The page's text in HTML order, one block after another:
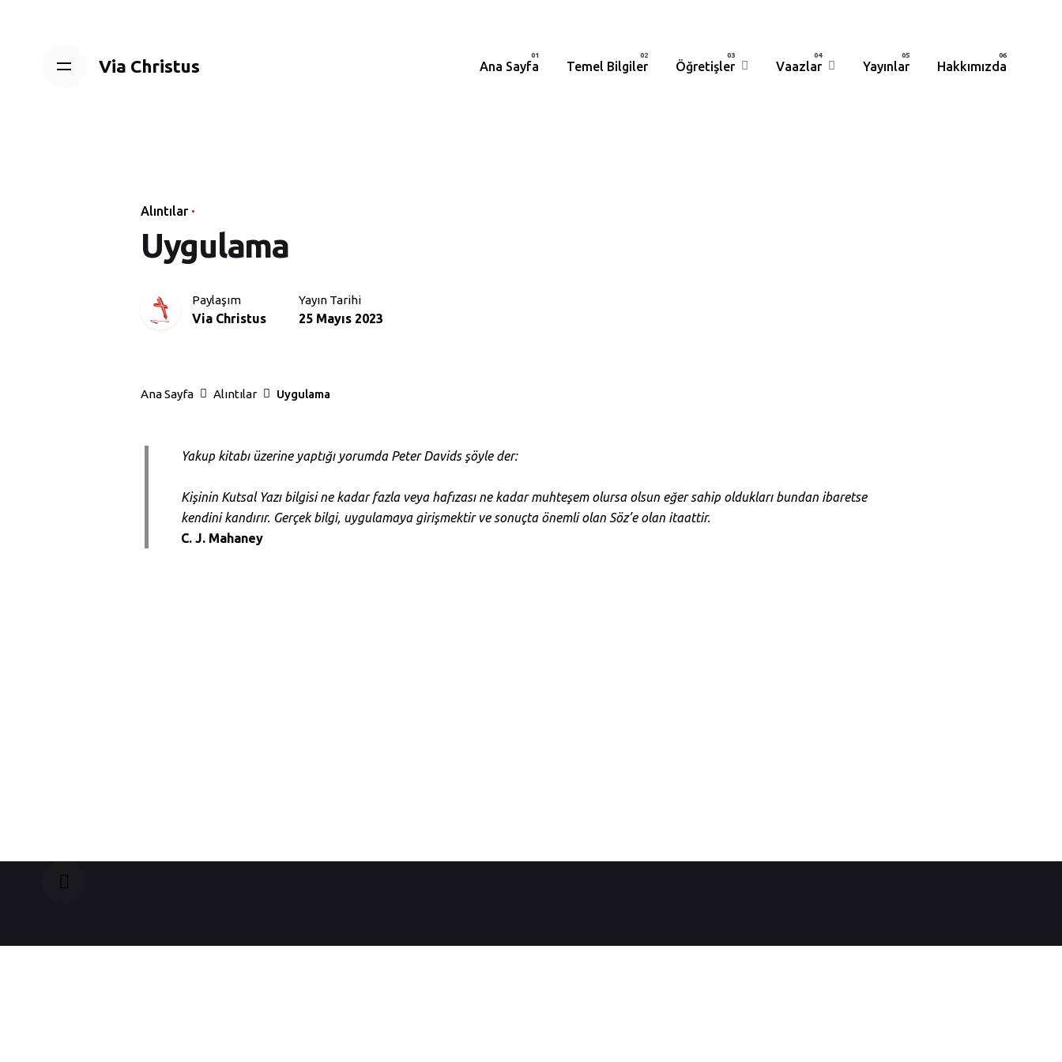
Via Christus Ana Sayfa Temel Bilgiler Öğretişler Vaazlar Yayınlar Hakkımızda
Alıntılar
Uygulama
Paylaşım
Via Christus
Yayın Tarihi
25 Mayıs 2023
Ana Sayfa Alıntılar Uygulama
Yakup kitabı üzerine yaptığı yorumda Peter Davids şöyle der:
Kişinin Kutsal Yazı bilgisi ne kadar fazla veya hafızası ne kadar muhteşem olursa olsun eğer sahip oldukları bundan ibaretse
kendini kandırır. Gerçek bilgi, uygulamaya girişmektir ve sonuçta önemli olan Söz’e olan itaattir.
C. J. Mahaney